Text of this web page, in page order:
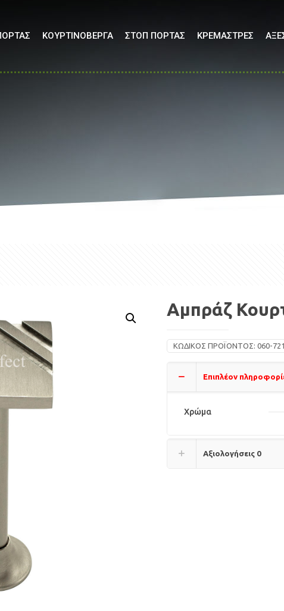
ΚΟΥΡΤΙΝΟΒΕΡΓΑ ΣΤΟΠ ΠΟΡΤΑΣ ΚΡΕΜΑΣΤΡΕΣ
Αμπράζ
ΚΩΔΙΚΌΣ ΠΡΟΪΌΝΤΟΣ: 060-
Επιπλέον
Χρώμα
Αξιολογήσεις 0